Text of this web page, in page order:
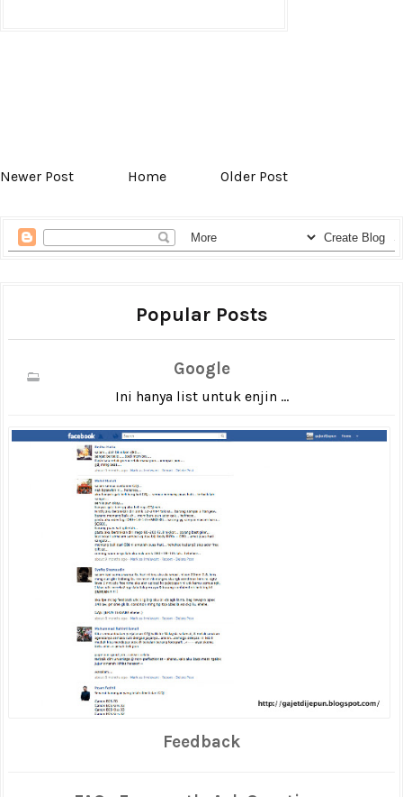
Newer Post Home Older Post
Popular Posts
Google
Ini hanya list untuk enjin ...
Feedback